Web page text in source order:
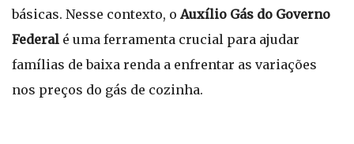
básicas. Nesse contexto, oAuxílio Gás do Governo
Federal é uma ferramenta crucial para ajudar
famílias de baixa renda a enfrentar as variações
nos preços do gás de cozinha.